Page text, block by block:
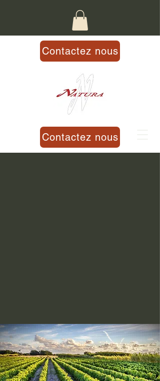
Contactez nous
Contactez nous